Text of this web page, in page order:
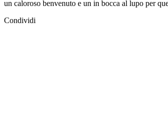
un caloroso benvenuto e un in bocca al lupo per
Condividi